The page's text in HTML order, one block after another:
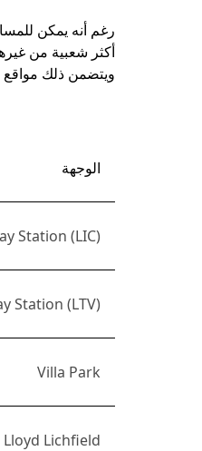
أكثر شعبية من
ويتضمن ذلك
الوجهة
Station (LIC)
Station (LTV)
Villa Park
Lloyd Lichfield